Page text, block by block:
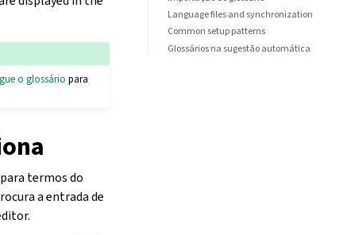
o glossário para
termos do
a entrada de
Language files and synchronization
Common setup patterns
Glossários na sugestão automática